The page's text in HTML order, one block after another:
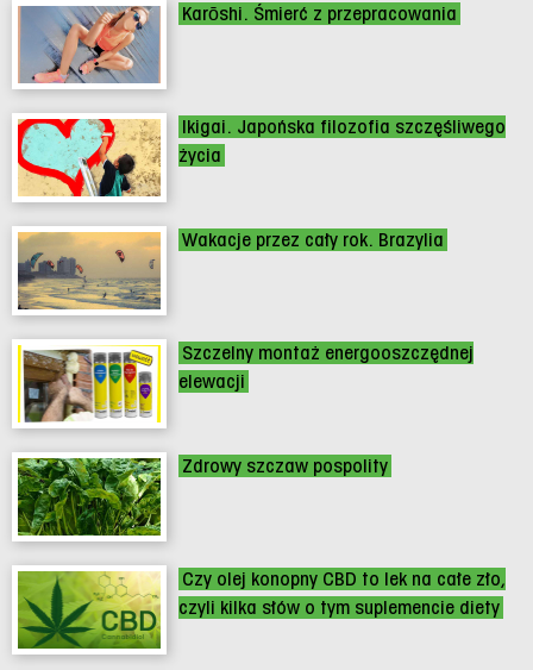
Karōshi. Śmierć z przepracowania
Ikigai. Japońska filozofia szczęśliwego
życia
Wakacje przez cały rok. Brazylia
Szczelny montaż energooszczędnej
elewacji
Zdrowy szczaw pospolity
Czy olej konopny CBD to lek na całe zło,
czyli kilka słów o tym suplemencie diety